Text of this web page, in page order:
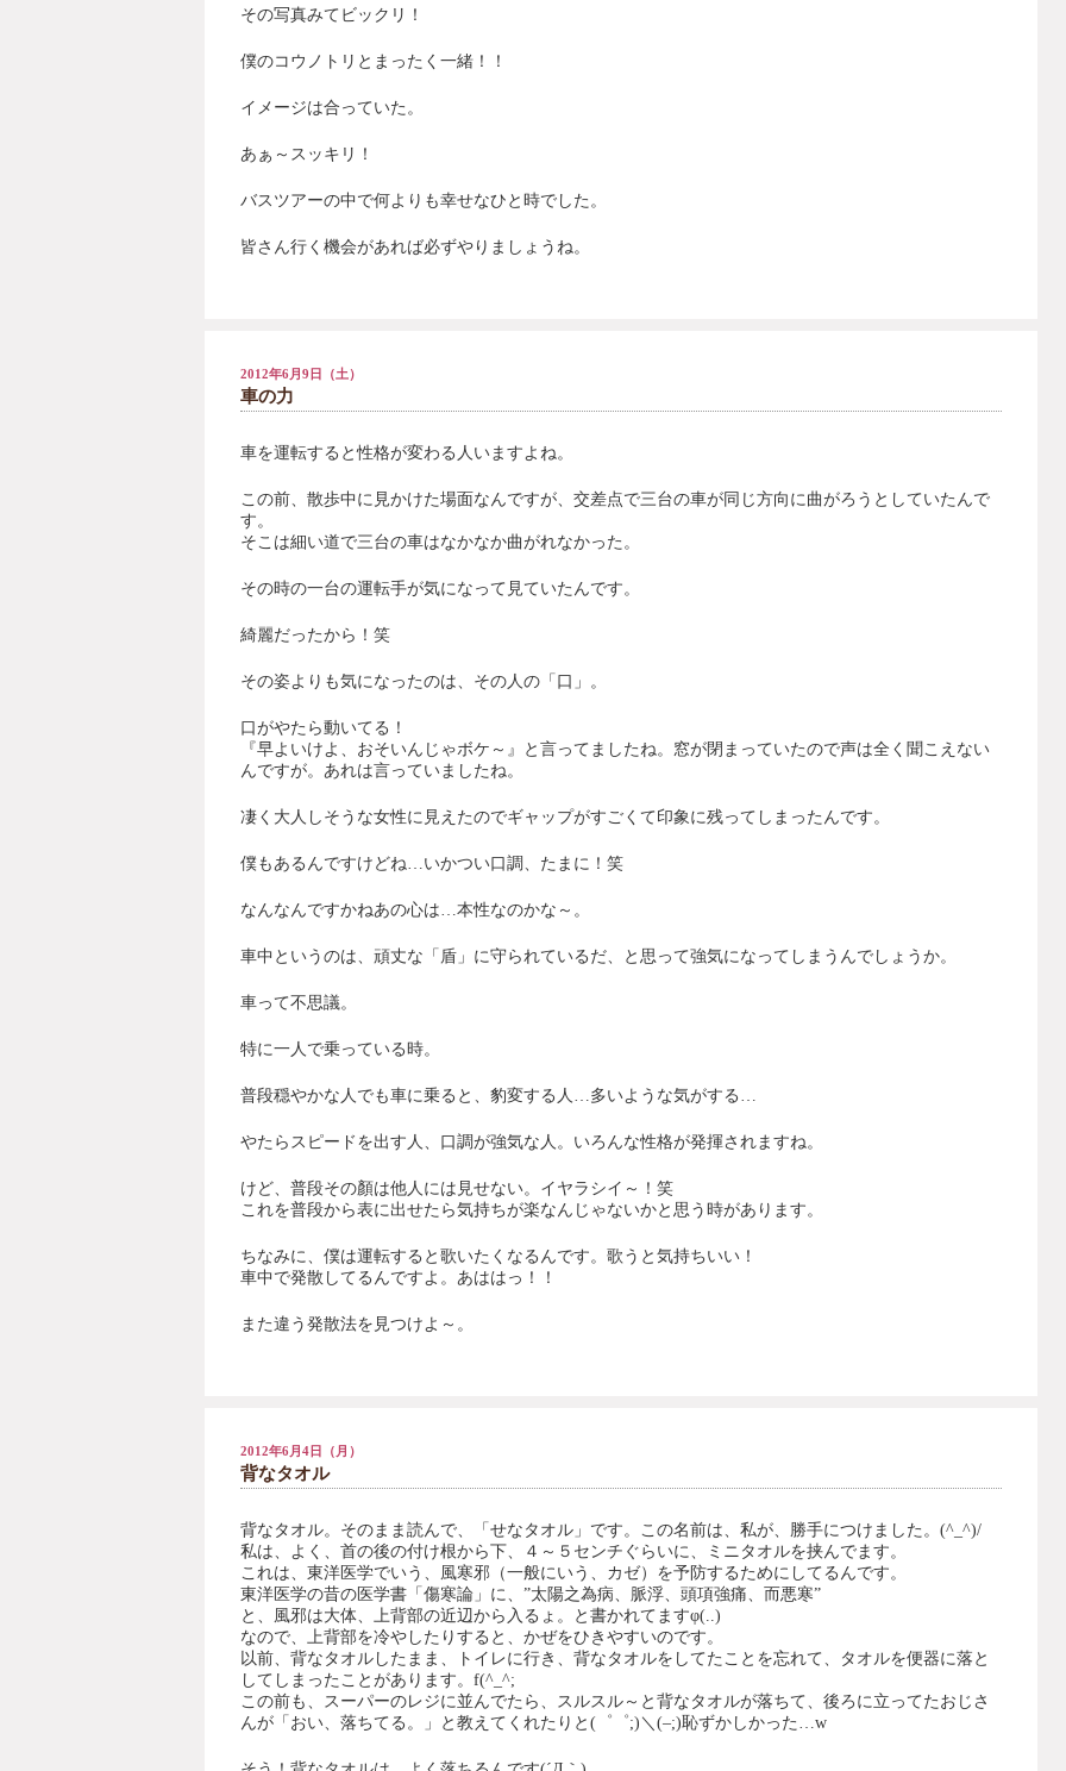
その写真みてビックリ！
僕のコウノトリとまったく一緒！！
イメージは合っていた。
あぁ～スッキリ！
バスツアーの中で何よりも幸せなひと時でした。
皆さん行く機会があれば必ずやりましょうね。
2012年6月9日（土）
車の力
車を運転すると性格が変わる人いますよね。
この前、散歩中に見かけた場面なんですが、交差点で三台の車が同じ方向に曲がろうとしていたんで
す。
そこは細い道で三台の車はなかなか曲がれなかった。
その時の一台の運転手が気になって見ていたんです。
綺麗だったから！笑
その姿よりも気になったのは、その人の「口」。
口がやたら動いてる！
『早よいけよ、おそいんじゃボケ～』と言ってましたね。窓が閉まっていたので声は全く聞こえない
んですが。あれは言っていましたね。
凄く大人しそうな女性に見えたのでギャップがすごくて印象に残ってしまったんです。
僕もあるんですけどね…いかつい口調、たまに！笑
なんなんですかねあの心は…本性なのかな～。
車中というのは、頑丈な「盾」に守られているだ、と思って強気になってしまうんでしょうか。
車って不思議。
特に一人で乗っている時。
普段穏やかな人でも車に乗ると、豹変する人…多いような気がする…
やたらスピードを出す人、口調が強気な人。いろんな性格が発揮されますね。
けど、普段その顏は他人には見せない。イヤラシイ～！笑
これを普段から表に出せたら気持ちが楽なんじゃないかと思う時があります。
ちなみに、僕は運転すると歌いたくなるんです。歌うと気持ちいい！
車中で発散してるんですよ。あははっ！！
また違う発散法を見つけよ～。
2012年6月4日（月）
背なタオル
背なタオル。そのまま読んで、「せなタオル」です。この名前は、私が、勝手につけました。(^_^)/
私は、よく、首の後の付け根から下、４～５センチぐらいに、ミニタオルを挟んでます。
これは、東洋医学でいう、風寒邪（一般にいう、カゼ）を予防するためにしてるんです。
東洋医学の昔の医学書「傷寒論」に、”太陽之為病、脈浮、頭項強痛、而悪寒”
と、風邪は大体、上背部の近辺から入るょ。と書かれてますφ(..)
なので、上背部を冷やしたりすると、かぜをひきやすいのです。
以前、背なタオルしたまま、トイレに行き、背なタオルをしてたことを忘れて、タオルを便器に落と
してしまったことがあります。f(^_^;
この前も、スーパーのレジに並んでたら、スルスル～と背なタオルが落ちて、後ろに立ってたおじさ
んが「おい、落ちてる。」と教えてくれたりと(゜゜;)＼(–;)恥ずかしかった…w